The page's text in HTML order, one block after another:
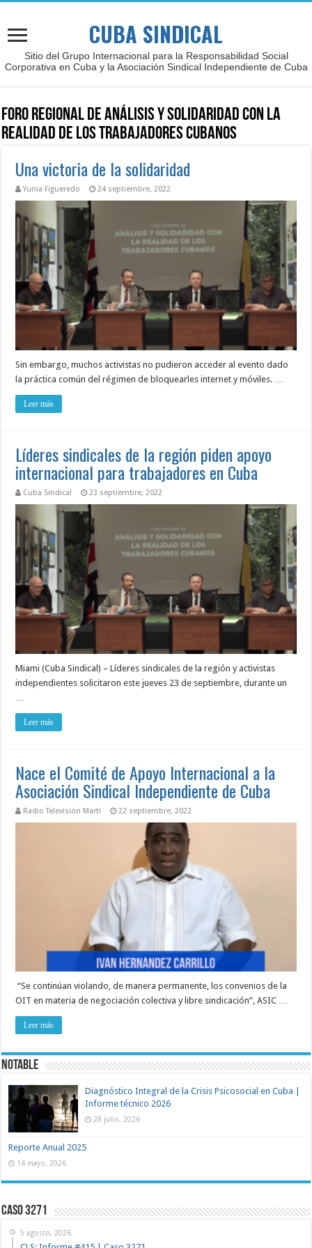
CUBA SINDICAL
Sitio del Grupo Internacional para la Responsabilidad Social
Corporativa en Cuba y la Asociación Sindical Independiente de Cuba
Foro Regional de Análisis y Solidaridad con la
Realidad de los Trabajadores Cubanos
Una victoria de la solidaridad
Yunia Figueredo 24 septiembre, 2022
Sin embargo, muchos activistas no pudieron acceder al evento dado
la práctica común del régimen de bloquearles internet y móviles. …
Leer más
Líderes sindicales de la región piden apoyo
internacional para trabajadores en Cuba
Cuba Sindical 23 septiembre, 2022
Miami (Cuba Sindical) – Líderes sindicales de la región y activistas
independientes solicitaron este jueves 23 de septiembre, durante un
Leer más
Nace el Comité de Apoyo Internacional a la
Asociación Sindical Independiente de Cuba
Radio Televisión Martí 22 septiembre, 2022
“Se continúan violando, de manera permanente, los convenios de la
OIT en materia de negociación colectiva y libre sindicación”, ASIC …
Leer más
NOTABLE
Diagnóstico Integral de la Crisis Psicosocial en Cuba |
Informe técnico 2026
28 julio, 2026
Reporte Anual 2025
14 mayo, 2026
Caso 3271
5 agosto, 2026